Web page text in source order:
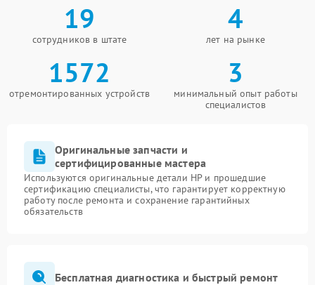
19
сотрудников в штате
4
лет на рынке
1572
отремонтированных устройств
3
минимальный опыт работы
специалистов
Оригинальные запчасти и
сертифицированные мастера
Используются оригинальные детали HP и прошедшие
сертификацию специалисты, что гарантирует корректную
работу после ремонта и сохранение гарантийных
обязательств
Бесплатная диагностика и быстрый ремонт